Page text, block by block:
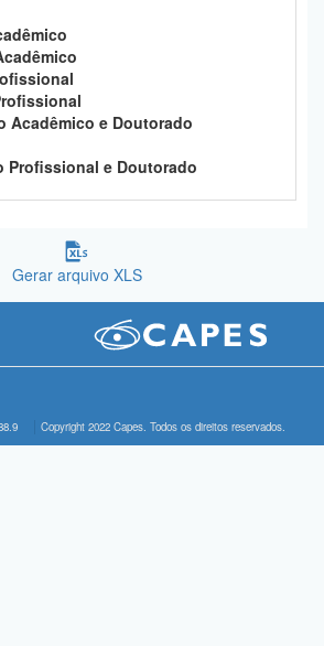
Acadêmico
Acadêmico e Doutorado
Profissional e Doutorado
Gerar arquivo XLS
Copyright 2022 Capes. Todos os direitos reservados.